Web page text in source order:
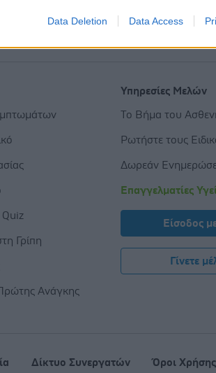
Data Deletion Data Access
Quiz
Γρίπη
Ανάγκης
Υπηρεσίες Μελών
Το Βήμα του
Ρωτήστε τους
Δωρεάν
Επαγγελματίες
Είσοδος
Γίνετε
Δίκτυο Συνεργατών Όροι Χρήσης